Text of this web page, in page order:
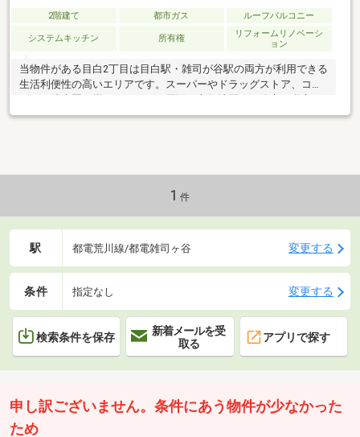
2階建て 都市ガス ルーフバルコニー
システムキッチン 所有権
リフォームリノベーシ
ョン
当物件がある目白2丁目は目白駅・雑司が谷駅の両方が利用できる
生活利便性の高いエリアです。スーパーやドラッグストア、コン
もに教育施設が充実しており、教育環境と住環境も魅力です。間
会社の「小田急ハウジング」にて承ります！【ライフインフォメ
ーション】・複合商業施設トラッド目白・・・約500ｍ・ココカ
1 件
駅 都電荒川線/都電雑司ヶ谷 変更する
条件 指定なし 変更する
検索条件を保存
新着メールを受
取る
アプリで探す
申し訳ございません。条件にあう物件が少なかった
ため